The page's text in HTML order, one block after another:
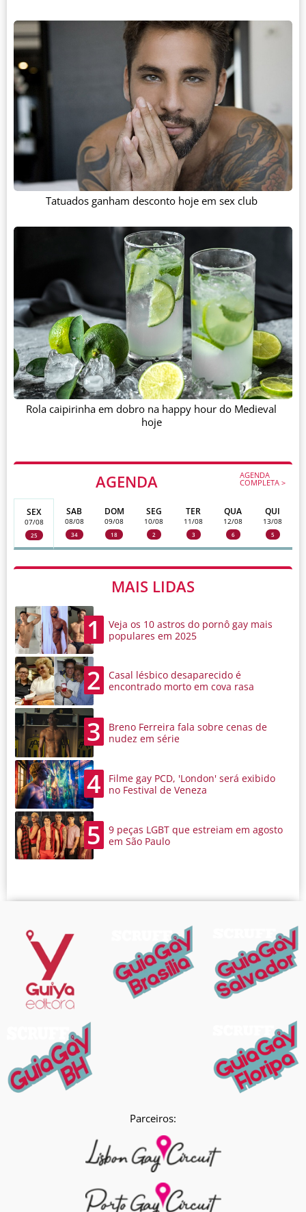
AGENDA AGENDA
COMPLETA >
SEX
07/08
25
SAB
08/08
34
DOM
09/08
18
SEG
10/08
2
TER
11/08
3
QUA
12/08
6
QUI
13/08
5
MAIS LIDAS
1
Veja os 10 astros do pornô gay mais
populares em 2025
2
Casal lésbico desaparecido é
encontrado morto em cova rasa
3
Breno Ferreira fala sobre cenas de
nudez em série
4
Filme gay PCD, 'London' será exibido
no Festival de Veneza
5
9 peças LGBT que estreiam em agosto
em São Paulo
Tatuados ganham desconto hoje em sex club
Rola caipirinha em dobro na happy hour do Medieval
hoje
Parceiros: